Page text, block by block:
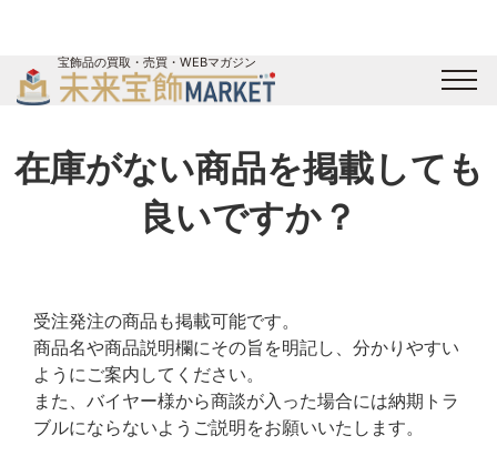
宝飾品の買取・売買・WEBマガジン
ジュエリー買取
未来宝飾マガジン
運営会社
お問い合わせ
在庫がない商品を掲載しても
良いですか？
受注発注の商品も掲載可能です。
商品名や商品説明欄にその旨を明記し、分かりやすい
ようにご案内してください。
また、バイヤー様から商談が入った場合には納期トラ
ブルにならないようご説明をお願いいたします。